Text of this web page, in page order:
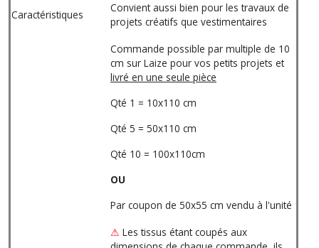
Caractéristiques
Convient aussi bien pour les travaux de
projets créatifs que vestimentaires
Commande possible par multiple de 10
cm sur Laize pour vos petits projets et
livré en une seule pièce
Qté 1 = 10x110 cm
Qté 5 = 50x110 cm
Qté 10 = 100x110cm
OU
Par coupon de 50x55 cm vendu à l'unité
⚠ Les tissus étant coupés aux